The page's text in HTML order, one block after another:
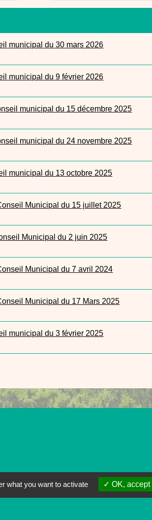
municipal du 30 mars 2026
municipal du 9 février 2026
municipal du 15 décembre 2025
municipal du 24 novembre 2025
municipal du 13 octobre 2025
Municipal du 15 juillet 2025
Municipal du 2 juin 2025
Municipal du 7 avril 2024
Municipal du 17 Mars 2025
municipal du 3 février 2025
what you want to activate OK, accept